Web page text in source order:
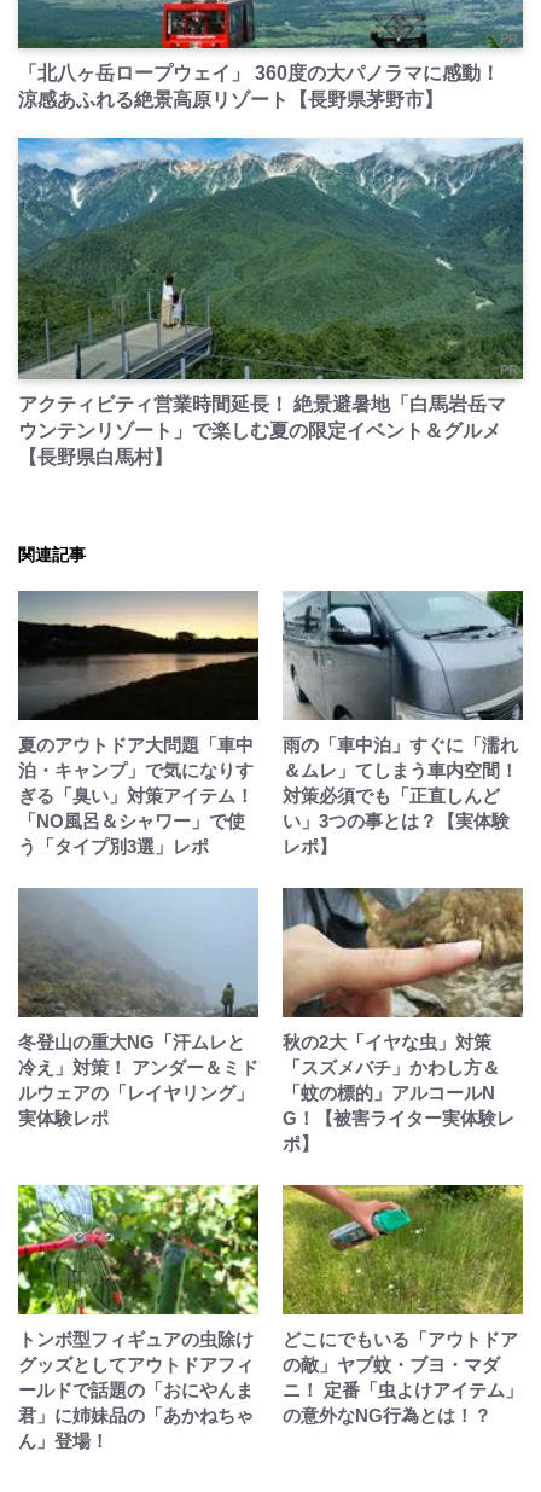
PR
「北八ヶ岳ロープウェイ」 360度の大パノラマに感動！
涼感あふれる絶景高原リゾート【長野県茅野市】
PR
アクティビティ営業時間延長！ 絶景避暑地「白馬岩岳マ
ウンテンリゾート」で楽しむ夏の限定イベント＆グルメ
【長野県白馬村】
関連記事
夏のアウトドア大問題「車中
泊・キャンプ」で気になりす
ぎる「臭い」対策アイテム！
「NO風呂＆シャワー」で使
う「タイプ別3選」レポ
雨の「車中泊」すぐに「濡れ
＆ムレ」てしまう車内空間！
対策必須でも「正直しんど
い」3️つの事とは？【実体験
レポ】
冬登山の重大NG「汗ムレと
冷え」対策！ アンダー＆ミド
ルウェアの「レイヤリング」
実体験レポ
秋の2大「イヤな虫」対策
「スズメバチ」かわし方＆
「蚊の標的」アルコールN
G！【被害ライター実体験レ
ポ】
トンボ型フィギュアの虫除け
グッズとしてアウトドアフィ
ールドで話題の「おにやんま
君」に姉妹品の「あかねちゃ
ん」登場！
どこにでもいる「アウトドア
の敵」ヤブ蚊・ブヨ・マダ
ニ！ 定番「虫よけアイテム」
の意外なNG行為とは！？